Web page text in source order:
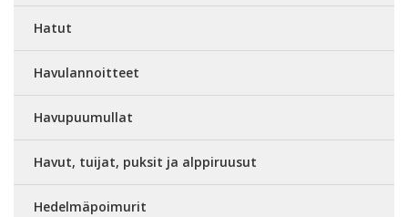
Hatut
Havulannoitteet
Havupuumullat
Havut, tuijat, puksit ja alppiruusut
Hedelmäpoimurit